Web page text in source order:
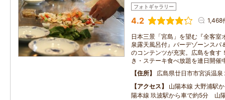
フォトギャラリー
4.2 1,468
日本三景「宮島」を望む『全客室
泉露天風呂付』バーデゾーンスパ
のコンテンツが充実。広島を食す
き・ステーキ食べ放題を連日開催
住所
広島県廿日市市宮浜温
アクセス
山陽本線 大野浦駅
陽本線 玖波駅から車で約5分 山